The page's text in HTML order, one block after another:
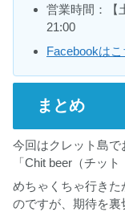
営業時間：【
21:00
Facebookはこ
まとめ
今回はクレット島
「Chit beer（チッ
めちゃくちゃ行き
のですが、期待を裏